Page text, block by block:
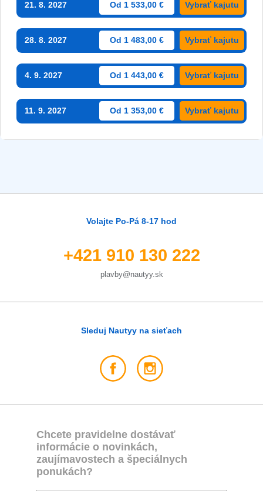
21. 8. 2027 Od 1 533,00 € Vybrať kajutu
28. 8. 2027 Od 1 483,00 € Vybrať kajutu
4. 9. 2027 Od 1 443,00 € Vybrať kajutu
11. 9. 2027 Od 1 353,00 € Vybrať kajutu
Volajte Po-Pá 8-17 hod
+421 910 130 222
plavby@nautyy.sk
Sleduj Nautyy na sieťach
Chcete pravidelne dostávať
informácie o novinkách,
zaujímavostech a špeciálnych
ponukách?